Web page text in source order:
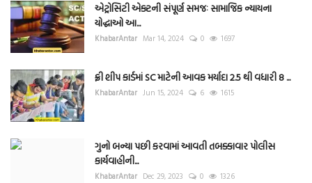
એટ્રોસિટી એક્ટની સંપૂર્ણ સમજઃ સામાજિક ન્યાયના
યોદ્ધાઓ આ...
KhabarAntar Mar 14, 2024 0 1697
ફ્રી શીપ કાર્ડમાં SC માટેની આવક મર્યાદા 2.5 થી વધારી 8 ...
KhabarAntar Jun 15, 2024 6 1615
ગુનો બન્યા પછી કરવામાં આવતી તબક્કાવાર પોલીસ
કાર્યવાહીની...
KhabarAntar Dec 29, 2023 0 1326